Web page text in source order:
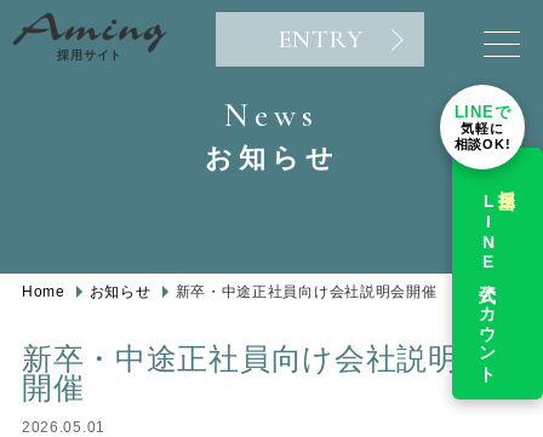
採用サイト
ENTRY
LINEで
気軽に
相談OK!
LINE公式アカウント
News
お知らせ
Home お知らせ 新卒・中途正社員向け会社説明会開催
新卒・中途正社員向け会社説明会
開催
2026.05.01